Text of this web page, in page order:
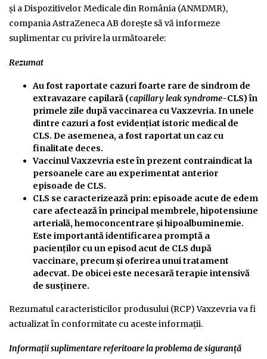
și a Dispozitivelor Medicale din România (ANMDMR),
compania AstraZeneca AB dorește să vă informeze
suplimentar cu privire la următoarele:
Rezumat
Au fost raportate cazuri foarte rare de sindrom de
extravazare capilară (capillary leak syndrome-CLS) în
primele zile după vaccinarea cu Vaxzevria. In unele
dintre cazuri a fost evidențiat istoric medical de
CLS. De asemenea, a fost raportat un caz cu
finalitate deces.
Vaccinul Vaxzevria este în prezent contraindicat la
persoanele care au experimentat anterior
episoade de CLS.
CLS se caracterizează prin: episoade acute de edem
care afectează în principal membrele, hipotensiune
arterială, hemoconcentrare și hipoalbuminemie.
Este importantă identificarea promptă a
pacienților cu un episod acut de CLS după
vaccinare, precum și oferirea unui tratament
adecvat. De obicei este necesară terapie intensivă
de susținere.
Rezumatul caracteristicilor produsului (RCP) Vaxzevria va fi
actualizat în conformitate cu aceste informații.
Informaţii suplimentare referitoare la problema de siguranță